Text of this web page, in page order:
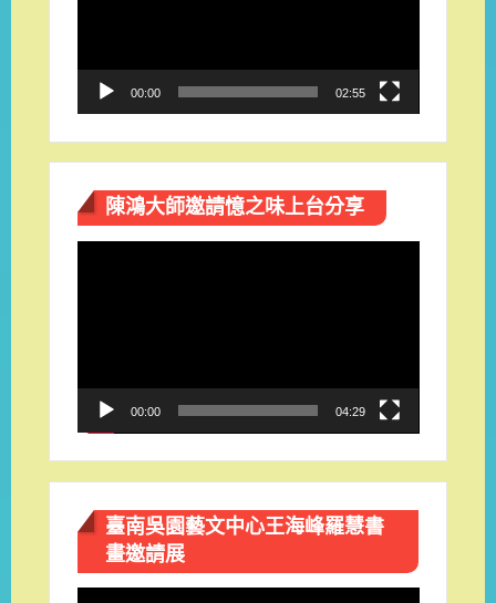
00:00 02:55
陳鴻大師邀請憶之味上台分享
00:00 04:29
臺南吳園藝文中心王海峰羅慧書
畫邀請展